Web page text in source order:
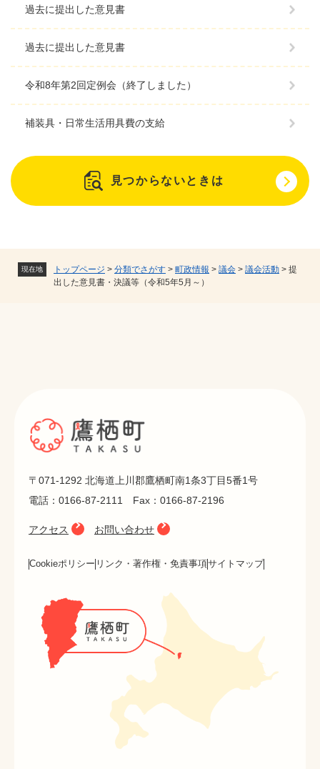
現在地 トップページ > 分類でさがす > 町政情報 > 議会 > 議会活動 > 提
出した意見書・決議等（令和5年5月～）
過去に提出した意見書
過去に提出した意見書
令和8年第2回定例会（終了しました）
補装具・日常生活用具費の支給
見つからないときは
〒071-1292 北海道上川郡鷹栖町南1条3丁目5番1号
電話：0166-87-2111 Fax：0166-87-2196
アクセス お問い合わせ
Cookieポリシー リンク・著作権・免責事項サイトマップ